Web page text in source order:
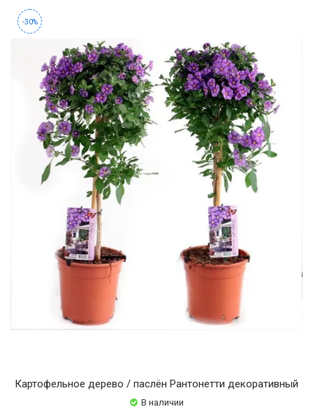
-30%
Картофельное дерево / паслён Рантонетти декоративный
В наличии